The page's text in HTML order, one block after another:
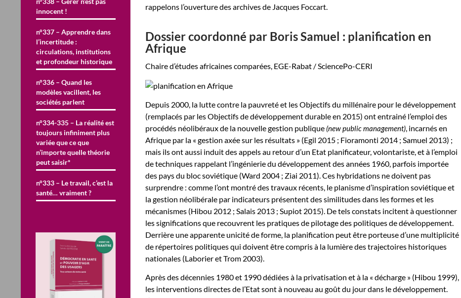
rappelons l’ouverture des archives de Jacques Foccart.
Dossier coordonné par Boris Samuel : planification en
Afrique
Chaire d’études africaines comparées, EGE-Rabat / SciencePo-CERI
Depuis 2000, la lutte contre la pauvreté et les Objectifs du millénaire pour le développement
(remplacés par les Objectifs de développement durable en 2015) ont entrainé l’emploi des
procédés néolibéraux de la nouvelle gestion publique (new public management), incarnés en
Afrique par la « gestion axée sur les résultats » (Egil 2015 ; Fioramonti 2014 ; Samuel 2013) ;
mais ils ont aussi induit des appels au retour d’un Etat planificateur, volontariste, et à l’emploi
de techniques rappelant l’ingénierie du développement des années 1960, parfois importée
des pays du bloc soviétique (Ward 2004 ; Ziai 2011). Ces hybridations ne doivent pas
surprendre : comme l’ont montré des travaux récents, le planisme d’inspiration soviétique et
la gestion néolibérale par indicateurs présentent des similitudes dans les formes et les
mécanismes (Hibou 2012 ; Salais 2013 ; Supiot 2015). De tels constats incitent à questionner
les significations que recouvrent les pratiques de pilotage des politiques de développement.
Derrière une apparente unicité de forme, la planification peut être porteuse d’une multiplicité
de répertoires politiques qui doivent être compris à la lumière des trajectoires historiques
nationales (Laborier et Trom 2003).
Après des décennies 1980 et 1990 dédiées à la privatisation et à la « décharge » (Hibou 1999),
les interventions directes de l’Etat sont à nouveau au goût du jour dans le développement.
innocent !
n°337 – Apprendre dans
l’incertitude :
circulations, institutions
et profondeur historique
n°336 – Quand les
modèles vacillent, les
sociétés parlent
n°334-335 – La réalité est
toujours infiniment plus
variée que ce que
n’importe quelle théorie
peut saisir*
n°333 – Le travail, c’est la
santé… vraiment ?